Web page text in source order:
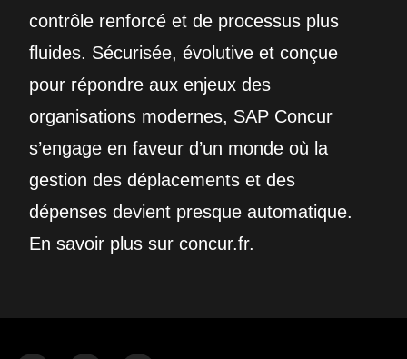
contrôle renforcé et de processus plus
fluides. Sécurisée, évolutive et conçue
pour répondre aux enjeux des
organisations modernes, SAP Concur
s’engage en faveur d’un monde où la
gestion des déplacements et des
dépenses devient presque automatique.
En savoir plus sur concur.fr.